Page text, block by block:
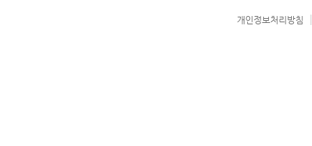
개인정보처리방침